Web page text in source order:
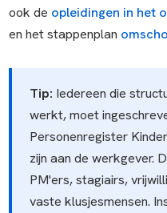
ook de opleidingen in het
en het stappenplan
Tip: Iedereen die
werkt, moet
Personenregister
zijn aan de werkgever.
PM'ers, stagiairs,
vaste klusjesmensen.